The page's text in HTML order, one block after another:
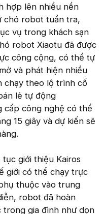
hợp lên nhiều nền
chó robot tuần tra,
vụ trong khách sạn
robot Xiaotu đã được
công cộng, có thể tự
và phát hiện nhiều
chạy theo lộ trình cố
lẻ tự động
cấp công nghệ có thể
15 giây và dự kiến sẽ
tục giới thiệu Kairos
giới có thể chạy trực
thuộc vào trung
robot đã hoàn
trong gia đình như dọn